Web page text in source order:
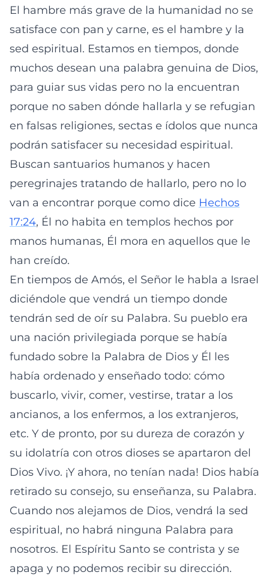
El hambre más grave de la humanidad no se
satisface con pan y carne, es el hambre y la
sed espiritual. Estamos en tiempos, donde
muchos desean una palabra genuina de Dios,
para guiar sus vidas pero no la encuentran
porque no saben dónde hallarla y se refugian
en falsas religiones, sectas e ídolos que nunca
podrán satisfacer su necesidad espiritual.
Buscan santuarios humanos y hacen
peregrinajes tratando de hallarlo, pero no lo
van a encontrar porque como dice Hechos
17:24, Él no habita en templos hechos por
manos humanas, Él mora en aquellos que le
han creído.
En tiempos de Amós, el Señor le habla a Israel
diciéndole que vendrá un tiempo donde
tendrán sed de oír su Palabra. Su pueblo era
una nación privilegiada porque se había
fundado sobre la Palabra de Dios y Él les
había ordenado y enseñado todo: cómo
buscarlo, vivir, comer, vestirse, tratar a los
ancianos, a los enfermos, a los extranjeros,
etc. Y de pronto, por su dureza de corazón y
su idolatría con otros dioses se apartaron del
Dios Vivo. ¡Y ahora, no tenían nada! Dios había
retirado su consejo, su enseñanza, su Palabra.
Cuando nos alejamos de Dios, vendrá la sed
espiritual, no habrá ninguna Palabra para
nosotros. El Espíritu Santo se contrista y se
apaga y no podemos recibir su dirección.